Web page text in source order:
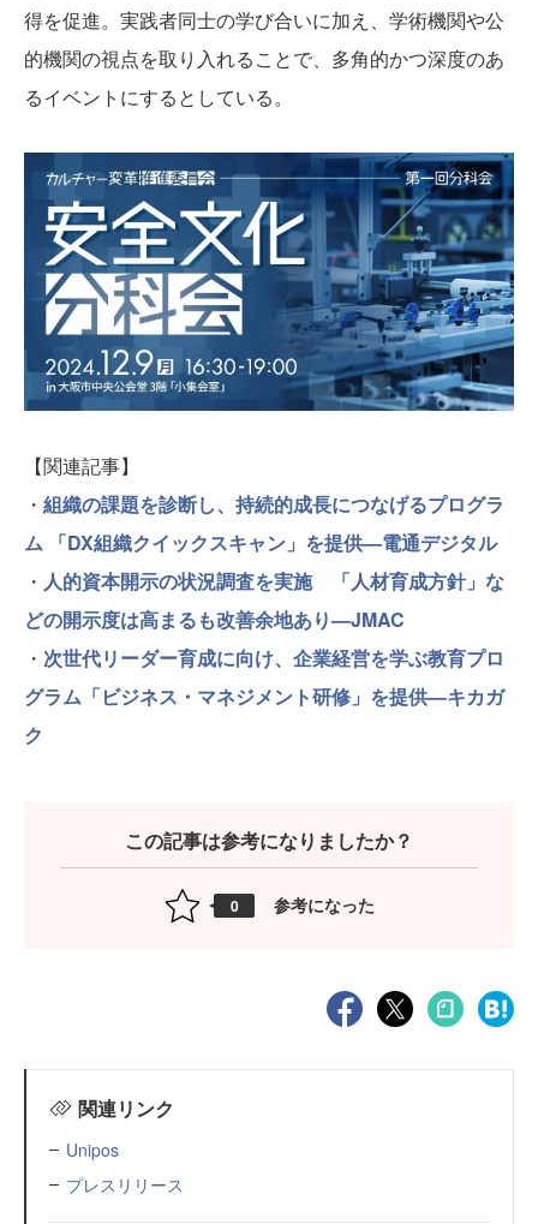
得を促進。実践者同士の学び合いに加え、学術機関や公
的機関の視点を取り入れることで、多角的かつ深度のあ
るイベントにするとしている。
【関連記事】
・ 組織の課題を診断し、持続的成長につなげるプログラ
ム 「DX組織クイックスキャン」を提供—電通デジタル
・ 人的資本開示の状況調査を実施 「人材育成方針」な
どの開示度は高まるも改善余地あり—JMAC
・ 次世代リーダー育成に向け、企業経営を学ぶ教育プロ
グラム「ビジネス・マネジメント研修」を提供—キカガ
ク
この記事は参考になりましたか？
0 参考になった
関連リンク
Unipos
プレスリリース